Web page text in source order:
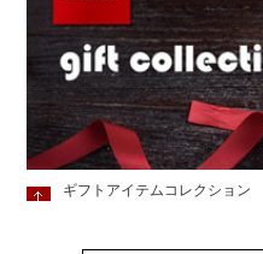
ギフトアイテムコレクション